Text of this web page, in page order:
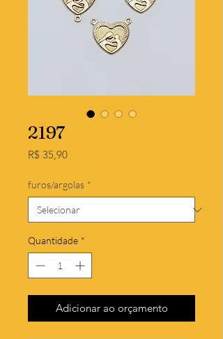
2197
R$ 35,90Preço
furos/argolas *
Quantidade *
Adicionar ao orçamento